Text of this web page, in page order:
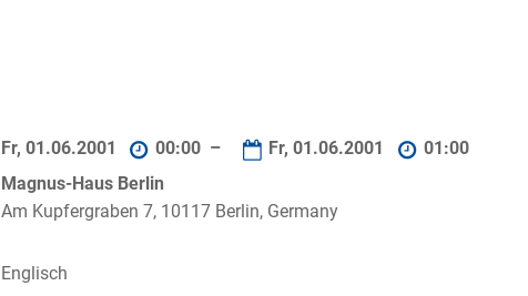
Fr, 01.06.2001 00:00 – Fr, 01.06.2001
01:00
Magnus-Haus Berlin
Am Kupfergraben 7, 10117 Berlin, Germany
Englisch